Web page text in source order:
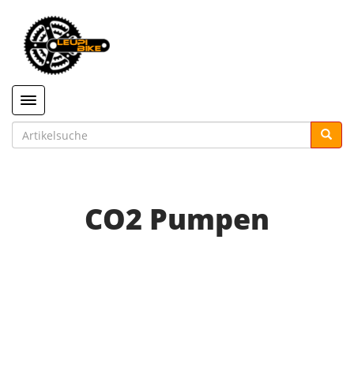
Toggle navigation
CO2 Pumpen